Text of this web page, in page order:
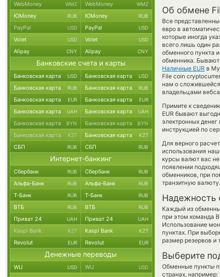
Об обмене
Все
евро в
которые иногда
всего лишь один
обменного пункта
обменника. Бывают
Наличные EUR в
File coin
нам о
владельцами
Примите к
EUR бывают
электронных денег
инструкцией по
Для верного
использования
курсы валют вас
появлении
обменников, при
транзитную валюту.
Надежность
Каждый из
при этом команда
Использование
пунктах. При
размер резервов и
Выберите
Обменные пункты
странах, например:
WebMoney WMZ WebMoney WMZ
ЮMoney RUB ЮMoney RUB
PayPal USD PayPal USD
Volet USD Volet USD
Alipay CNY Alipay CNY
Банковские счета и карты
Банковская карта USD Банковская карта USD
Банковская карта RUB Банковская карта RUB
Банковская карта EUR Банковская карта EUR
Банковская карта UAH Банковская карта UAH
Банковская карта BYN Банковская карта BYN
Банковская карта KZT Банковская карта KZT
СБП RUB СБП RUB
Интернет-банкинг
Сбербанк RUB Сбербанк RUB
Альфа-Банк RUB Альфа-Банк RUB
Т-Банк RUB Т-Банк RUB
ВТБ RUB ВТБ RUB
Приват 24 UAH Приват 24 UAH
Kaspi Bank KZT Kaspi Bank KZT
Revolut EUR Revolut EUR
Денежные переводы
WU USD WU USD